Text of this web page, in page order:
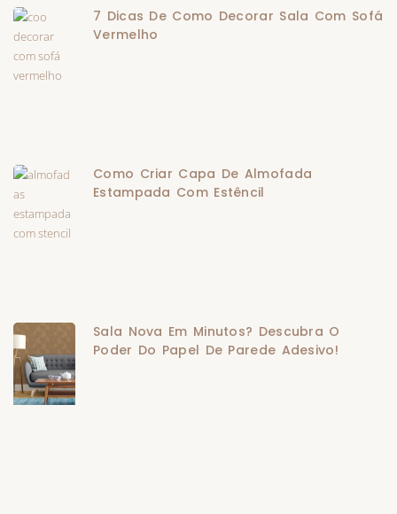
7 Dicas De Como Decorar Sala Com Sofá
Vermelho
Como Criar Capa De Almofada
Estampada Com Estêncil
Sala Nova Em Minutos? Descubra O
Poder Do Papel De Parede Adesivo!